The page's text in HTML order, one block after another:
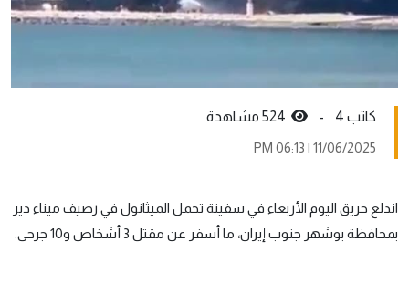
كاتب 4 -
11/06/2025 | 06:13 PM
اندلع حريق اليوم الأربعاء في سفينة تحمل الميثانول في رصيف ميناء دير
بمحافظة بوشهر جنوب إيران، ما أسفر عن مقتل 3 أشخاص و10 جرحى.